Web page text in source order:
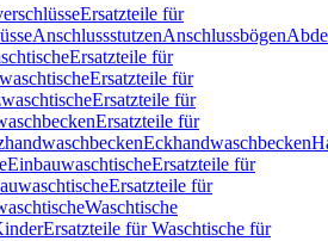
Ersatzteile für
AnschlussstutzenAnschlussbögen
Ersatzteile für
Ersatzteile für
Ersatzteile für
Ersatzteile für
Eckhandwaschbecken
EinbauwaschtischeErsatzteile für
Ersatzteile für
Waschtische
Ersatzteile für Waschtische für